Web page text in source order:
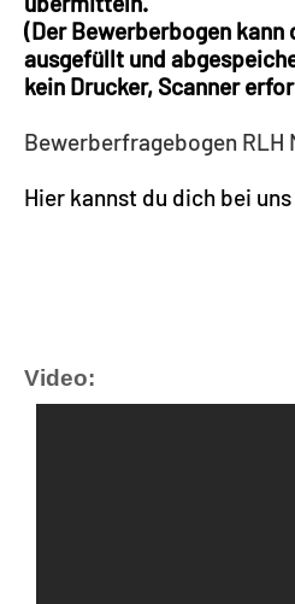
(Der Bewerberbogen kann
ausgefüllt und
kein Drucker, Scanner
Bewerberfragebogen RLH
Hier kannst du dich bei
Video: